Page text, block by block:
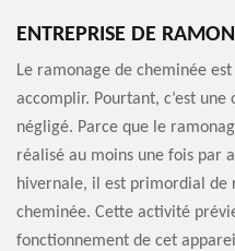
ENTREPRISE DE
Le ramonage de cheminée
accomplir. Pourtant, c’est
négligé. Parce que le
réalisé au moins une fois par
hivernale, il est primordial
cheminée. Cette activité
fonctionnement de cet